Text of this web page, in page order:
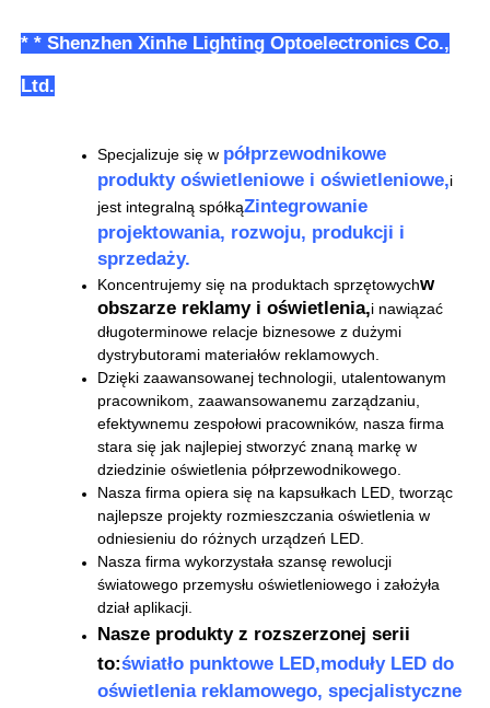
* * Shenzhen Xinhe Lighting Optoelectronics Co.,
Ltd.
Specjalizuje się w półprzewodnikowe
produkty oświetleniowe i oświetleniowe,i
jest integralną spółkąZintegrowanie
projektowania, rozwoju, produkcji i
sprzedaży.
Koncentrujemy się na produktach sprzętowychw
obszarze reklamy i oświetlenia,i nawiązać
długoterminowe relacje biznesowe z dużymi
dystrybutorami materiałów reklamowych.
Dzięki zaawansowanej technologii, utalentowanym
pracownikom, zaawansowanemu zarządzaniu,
efektywnemu zespołowi pracowników, nasza firma
stara się jak najlepiej stworzyć znaną markę w
dziedzinie oświetlenia półprzewodnikowego.
Nasza firma opiera się na kapsułkach LED, tworząc
najlepsze projekty rozmieszczania oświetlenia w
odniesieniu do różnych urządzeń LED.
Nasza firma wykorzystała szansę rewolucji
światowego przemysłu oświetleniowego i założyła
dział aplikacji.
Nasze produkty z rozszerzonej serii
to:światło punktowe LED,moduły LED do
oświetlenia reklamowego, specjalistyczne